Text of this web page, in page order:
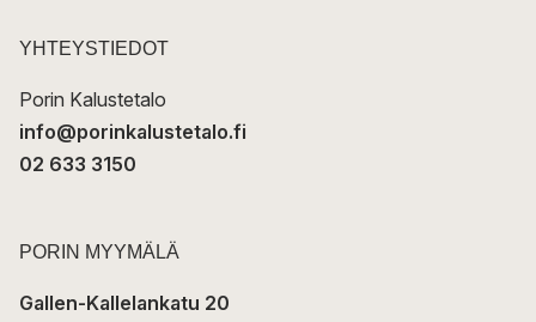
t
YHTEYSTIEDOT
Porin Kalustetalo
info@porinkalustetalo.fi
02 633 3150
PORIN MYYMÄLÄ
Gallen-Kallelankatu 20